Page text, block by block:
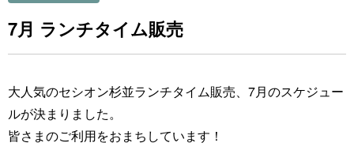
7月 ランチタイム販売
大人気のセシオン杉並ランチタイム販売、7月のスケジュー
ルが決まりました。
皆さまのご利用をおまちしています！